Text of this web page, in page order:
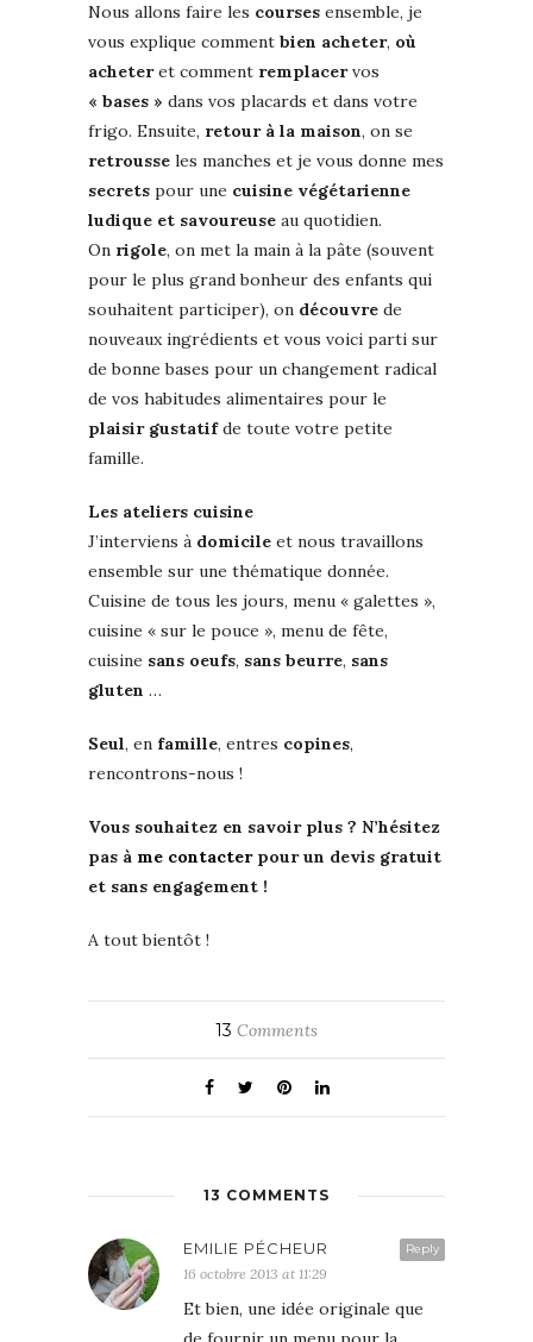
Nous allons faire les courses ensemble, je
vous explique comment bien acheter, où
acheteret comment remplacervos
« bases » dans vos placards et dans votre
frigo. Ensuite, retour à la maison, on se
retrousse les manches et je vous donne mes
secrets pour une cuisine végétarienne
ludique et savoureuse au quotidien.
On rigole, on met la main à la pâte (souvent
pour le plus grand bonheur des enfants qui
souhaitent participer), on découvre de
nouveaux ingrédients et vous voici parti sur
de bonne bases pour un changement radical
de vos habitudes alimentaires pour le
plaisir gustatifde toute votre petite
famille.
Les ateliers cuisine
J’interviens à domicile et nous travaillons
ensemble sur une thématique donnée.
Cuisine de tous les jours, menu « galettes »,
cuisine « sur le pouce », menu de fête,
cuisine sans oeufs, sans beurre, sans
gluten …
Seul, en famille, entres copines,
rencontrons-nous !
Vous souhaitez en savoir plus ? N’hésitez
pas à me contacterpour un devis gratuit
et sans engagement !
A tout bientôt !
13 Comments
13 COMMENTS
Reply
EMILIE PÉCHEUR
16 octobre 2013 at 11:29
Et bien, une idée originale que